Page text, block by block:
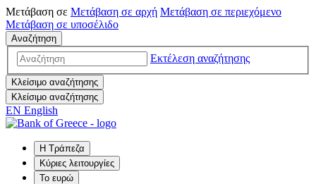
Μετάβαση σε Μετάβαση σε αρχή Μετάβαση σε περιεχόμενο
Μετάβαση σε υποσέλιδο
Αναζήτηση
Εκτέλεση αναζήτησης
Κλείσιμο αναζήτησης
Κλείσιμο αναζήτησης
EN English
Η Τράπεζα
Κύριες λειτουργίες
Το ευρώ